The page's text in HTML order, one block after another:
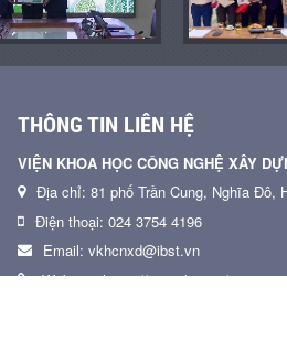
THÔNG TIN LIÊN HỆ
VIỆN KHOA HỌC CÔNG NGHỆ XÂY
Địa chỉ: 81 phố Trần Cung, Nghĩa Đô,
Điện thoại: 024 3754 4196
Email: vkhcnxd@ibst.vn
Website: https://www.ibst.vn/